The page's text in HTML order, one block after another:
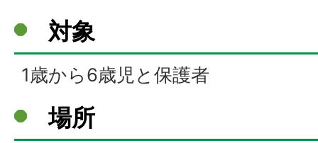
対象
1歳から6歳児と保護者
場所